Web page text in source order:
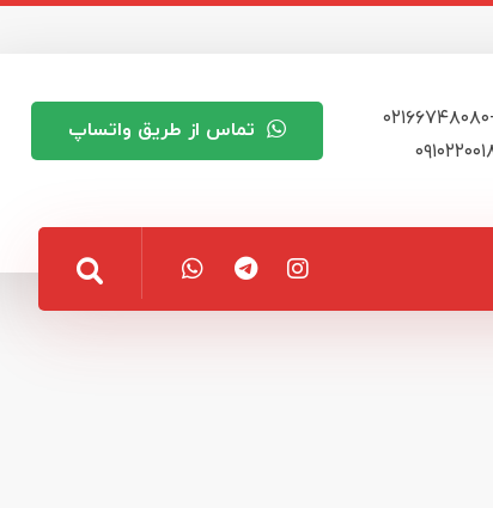
تماس از طریق واتساپ